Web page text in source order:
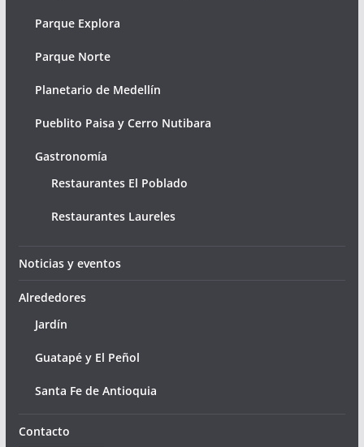
Parque Explora
Parque Norte
Planetario de Medellín
Pueblito Paisa y Cerro Nutibara
Gastronomía
Restaurantes El Poblado
Restaurantes Laureles
Noticias y eventos
Alrededores
Jardín
Guatapé y El Peñol
Santa Fe de Antioquia
Contacto